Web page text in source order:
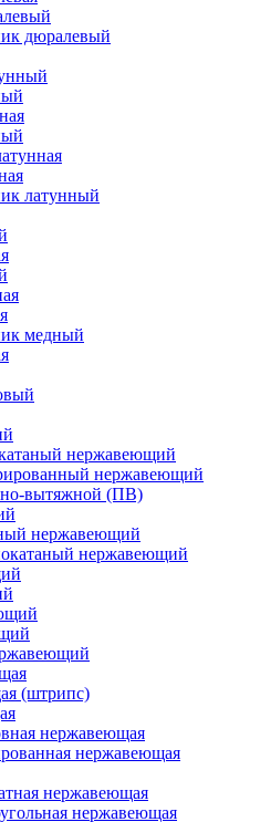
дюралевый
латунный
медный
нержавеющий
нержавеющий
вытяжной (ПВ)
нержавеющий
нержавеющий
(штрипс)
нержавеющая
нержавеющая
нержавеющая
нержавеющая